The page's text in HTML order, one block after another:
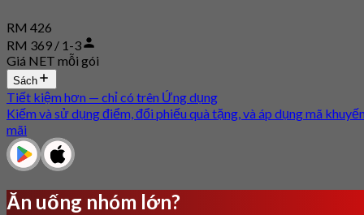
RM 426
RM 369 / 1-3
Giá NET mỗi gói
Sách
Tiết kiệm hơn — chỉ có trên Ứng dụng
Kiếm và sử dụng điểm, đổi phiếu quà tặng, và áp dụng mã
mãi
Ăn uống nhóm lớn?